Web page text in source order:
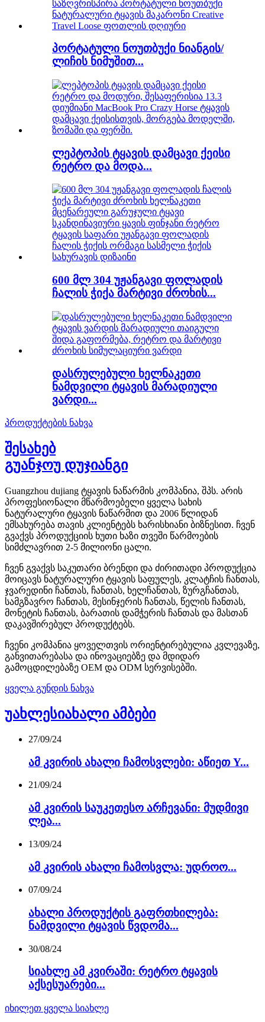
პორტატული ნოუთბუქი ნიანგის/
ლიჩის ნიმუშით...
ლეპტოპის ტყავის დამცავი ქეისი
რეტრო და მოდა...
600 მლ 304 უჟანგავი ფოლადის
ჩალის ჭიქა მარტივი ძროხის...
დასრულებული ხელნაკეთი
ნამდვილი ტყავის მარადიული
ვარდი...
პროდუქტების ნახვა
შესახებ
გუანჯოუ დუჯიანგი
Guangzhou dujiang ტყავის ნაწარმის კომპანია, შპს. არის
პროფესიონალი მწარმოებელი ყველა სახის
ნატურალური ტყავის ნაწარმით და 2006 წლიდან
ემსახურება თავის კლიენტებს ხარისხიანი ბიზნესით. ჩვენ
გვაქვს პროდუქციის ხუთი ხაზი თვეში წარმოების
სიმძლავრით 2-5 მილიონი ცალი.
ჩვენ გვაქვს საკუთარი ბრენდი და ძირითადი პროდუქცია
მოიცავს ნატურალური ტყავის საფულეს, კლატჩის ჩანთას,
ჯვარედინი ჩანთას, ჩანთას, ხელჩანთას, ზურგჩანთას,
სამგზავრო ჩანთას, მესინჯერის ჩანთას, წელის ჩანთას,
მონეტის ჩანთას, ბარათის დამჭერის ჩანთას და მასთან
დაკავშირებულ პროდუქტებს.
ჩვენი კომპანია ყოველთვის ორიენტირებულია კვლევაზე,
განვითარებასა და ინოვაციებზე და მდიდარ
გამოცდილებაზე OEM და ODM სერვისებში.
ყველა გუნდის ნახვა
უახლესიახალი ამბები
27/09/24
ამ კვირის ახალი ჩამოსვლები: აწიეთ Y...
21/09/24
ამ კვირის საუკეთესო არჩევანი: მუდმივი
ლეა...
13/09/24
ამ კვირის ახალი ჩამოსვლა: უდროო...
07/09/24
ახალი პროდუქტის გაფრთხილება:
ნამდვილი ტყავის წვდომა...
30/08/24
სიახლე ამ კვირაში: რეტრო ტყავის
აქსესუარები...
იხილეთ ყველა სიახლე